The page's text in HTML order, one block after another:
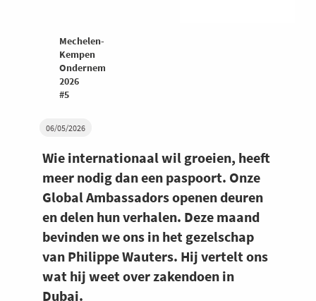
06/05/2026
Wie internationaal wil groeien, heeft
meer nodig dan een paspoort. Onze
Global Ambassadors openen deuren
en delen hun verhalen. Deze maand
bevinden we ons in het gezelschap
van Philippe Wauters. Hij vertelt ons
wat hij weet over zakendoen in
Dubai.
Mechelen-
Kempen
Ondernemers
2026
#5